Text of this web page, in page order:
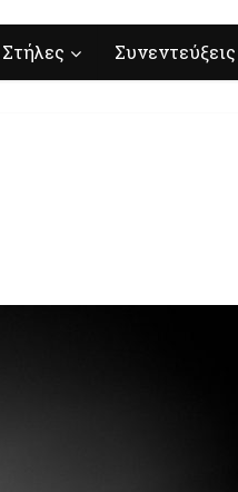
Στήλες Συνεντεύξεις